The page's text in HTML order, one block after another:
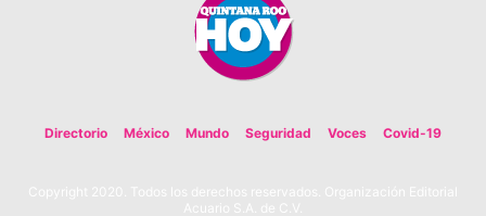
Directorio México Mundo Seguridad Voces Covid-19